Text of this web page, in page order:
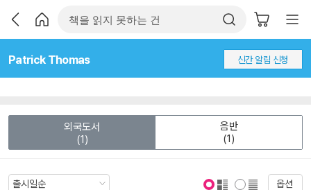
Patrick Thomas 신간 알림 신청
외국도서
(1)
음반
(1)
옵션